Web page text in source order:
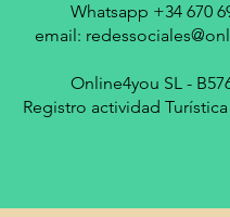
Whatsapp +34 670
email:
Online4you SL -
Registro actividad